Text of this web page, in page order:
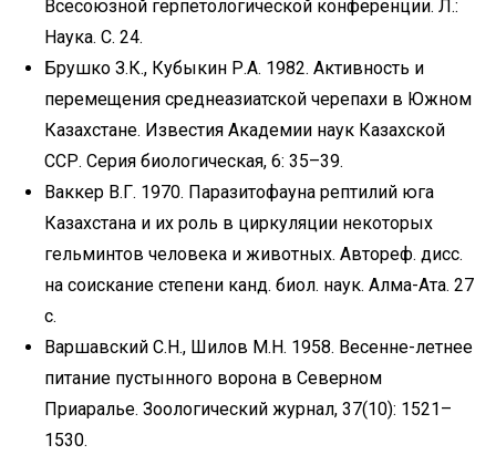
Всесоюзной герпетологической конференции. Л.:
Наука. С. 24.
Брушко З.К., Кубыкин Р.А. 1982. Активность и
перемещения среднеазиатской черепахи в Южном
Казахстане. Известия Академии наук Казахской
ССР. Серия биологическая, 6: 35–39.
Ваккер В.Г. 1970. Паразитофауна рептилий юга
Казахстана и их роль в циркуляции некоторых
гельминтов человека и животных. Автореф. дисс.
на соискание степени канд. биол. наук. Алма-Ата. 27
с.
Варшавский С.Н., Шилов М.Н. 1958. Весенне-летнее
питание пустынного ворона в Северном
Приаралье. Зоологический журнал, 37(10): 1521–
1530.